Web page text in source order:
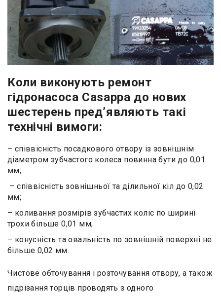
Коли виконують ремонт
гідронасоса Casappa до нових
шестерень пред’являють такі
технічні вимоги:
– співвісність посадкового отвору із зовнішнім
діаметром зубчастого колеса повинна бути до 0,01
мм;
– співвісність зовнішньої та ділильної кіл до 0,02
мм;
– коливання розмірів зубчастих коліс по ширині
трохи більше 0,01 мм;
– конусність та овальність по зовнішній поверхні не
більше 0,02 мм.
Чистове обточування і розточування отвору, а також
підрізання торців проводять з одного